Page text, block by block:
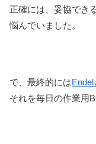
正確には、妥協でき
悩んでいました。
で、最終的には
それを毎日の作業用